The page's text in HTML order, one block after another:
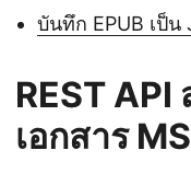
บันทึก EPUB เป็น
REST
เอกสาร